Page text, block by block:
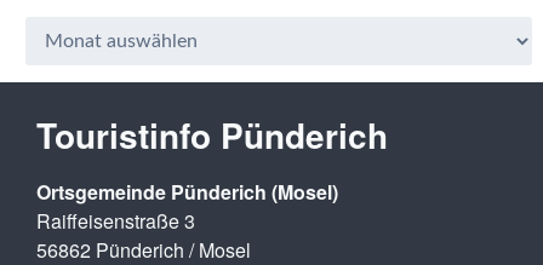
Touristinfo Pünderich
Ortsgemeinde Pünderich (Mosel)
Raiffeisenstraße 3
56862 Pünderich / Mosel